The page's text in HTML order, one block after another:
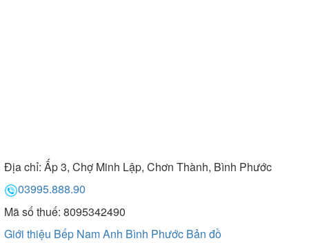
Địa chỉ: Ấp 3, Chợ Minh Lập, Chơn Thành, Bình Phước
03995.888.90
Mã số thuế: 8095342490
Giới thiệu Bếp Nam Anh Bình Phước Bản đồ